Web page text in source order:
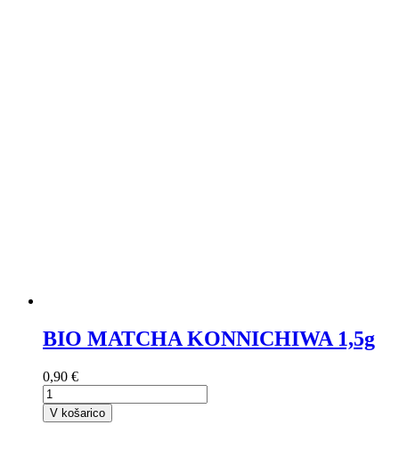
BIO MATCHA KONNICHIWA 1,5g
0,90 €
V košarico